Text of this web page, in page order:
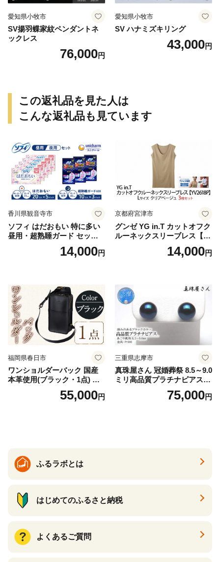
愛知県小牧市
SV揚羽蝶家紋ペンダントネ
ックレス
76,000円
愛知県小牧市
SV ハナミズキリング
43,000円
この返礼品を見た人は
こんな返礼品も見ています
香川県観音寺市
ソフィ はだおもい 特に多い
昼用・超熟睡ガード セット
羽付き ナプキン 生理用品 サ
ニタリー ユニ・チャーム
14,000円
京都府宮津市
グンゼ YG in.T カットオフク
ルーネックスリーブレス【Y
V2618P】Lサイズ クリアベ
ージュ3枚セット [№5716-04
14,000円
福岡県春日市
ワンショルダーバック 国産
本革使用(ブラック・1点) 鞄
バック バッグ カバン レザー
国産 日本製 牛革 黒 革 革製
55,000円
三重県志摩市
真珠屋さん 冠婚葬祭 8.5～9.0
ミリ高品質プラチナピアス P
t900 志摩産アコヤ真珠 ブラ
ックパール 黒真珠75,000円
ふるラボとは
はじめてのふるさと納税
よくあるご質問